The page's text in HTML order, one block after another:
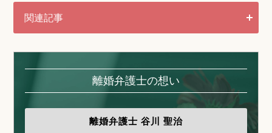
関連記事
離婚弁護士の想い
離婚弁護士 谷川 聖治